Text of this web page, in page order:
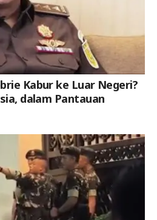
Kabur ke Luar Negeri?
dalam Pantauan